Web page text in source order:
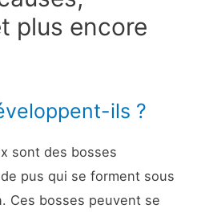
plus encore
ils ?
sont des bosses
pus qui se forment sous
Ces bosses peuvent se